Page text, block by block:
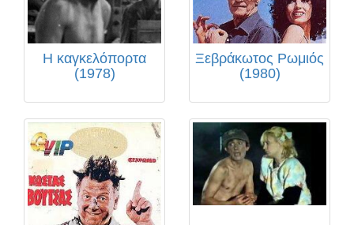
Η καγκελόπορτα
(1978)
Ξεβράκωτος Ρωμιός
(1980)